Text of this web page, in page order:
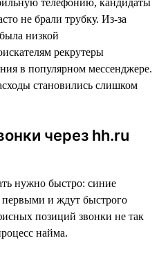
не брали трубку. Из-за
низкой
рекрутеры
в популярном мессенджере.
становились слишком
через hh.ru
нужно быстро: синие
первыми и ждут быстрого
позиций звонки не так
найма.